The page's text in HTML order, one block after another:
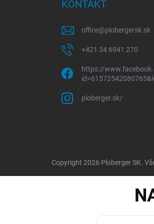
KONTAKT
office@plobergersk.sk
+421 34 6941 270
https://
ploberger.sk/
Copyright 2026 Ploberger SK.